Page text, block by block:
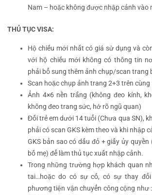
Nam – hoặc không được nhập cảnh vào
THỦ TỤC VISA:
Hộ chiếu mới nhất có giá sử dụng và
với hộ chiếu mới không có thông tin
phải bổ sung thêm ảnh chụp/scan trang
Scan hoặc chụp ảnh trang 2+3 trên cùng
Ảnh 4×6 nền trắng (không đeo kính,
không đeo trang sức, hở rõ ngũ quan)
Đối trẻ em dưới 14 tuổi (Chưa qua SN),
phải có scan GKS kèm theo và khi nhập
GKS bản sao có dấu đỏ + giấy ủy quyền
bố mẹ) để làm thủ tục xuất nhập cảnh.
Trong những trường hợp khách quan
tai…hoặc do có sự cố, có sự thay
phương tiện vận chuyển công cộng như